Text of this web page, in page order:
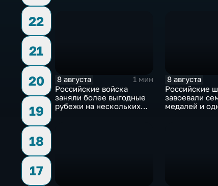
22
21
20
19
18
17
8 августа
1 мин
Российские войска
заняли более выгодные
рубежи на нескольких
8 августа
Российские
завоевали
медалей и